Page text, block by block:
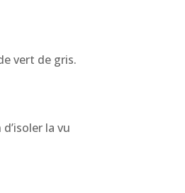
vert de gris.
la vu